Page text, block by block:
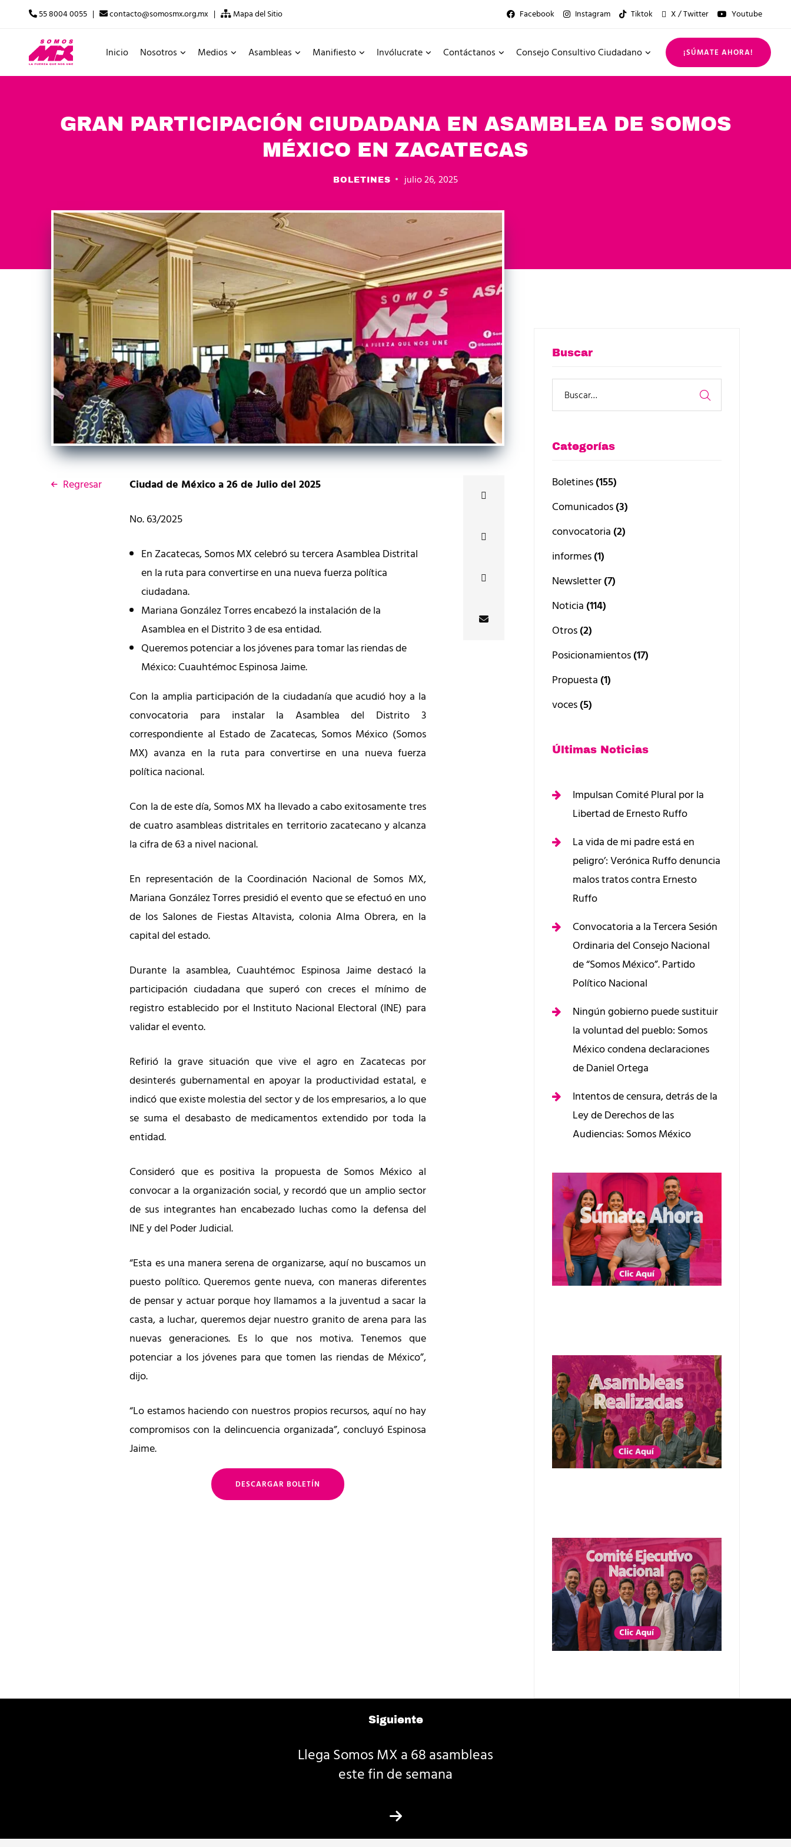
55 8004 0055 | contacto@somosmx.org.mx | Mapa del Sitio Facebook Instagram Tiktok X / Twitter Youtube
Inicio Nosotros Medios Asambleas Manifiesto Invólucrate Contáctanos Consejo Consultivo Ciudadano ¡SÚMATE AHORA!
GRAN PARTICIPACIÓN CIUDADANA EN ASAMBLEA DE SOMOS
MÉXICO EN ZACATECAS
BOLETINES julio 26, 2025
Regresar Ciudad de México a 26 de Julio del 2025
No. 63/2025
En Zacatecas, Somos MX celebró su tercera Asamblea Distrital
en la ruta para convertirse en una nueva fuerza política
ciudadana.
Mariana González Torres encabezó la instalación de la
Asamblea en el Distrito 3 de esa entidad.
Queremos potenciar a los jóvenes para tomar las riendas de
México: Cuauhtémoc Espinosa Jaime.
Con la amplia participación de la ciudadanía que acudió hoy a la
convocatoria para instalar la Asamblea del Distrito 3
correspondiente al Estado de Zacatecas, Somos México (Somos
MX) avanza en la ruta para convertirse en una nueva fuerza
política nacional.
Con la de este día, Somos MX ha llevado a cabo exitosamente tres
de cuatro asambleas distritales en territorio zacatecano y alcanza
la cifra de 63 a nivel nacional.
En representación de la Coordinación Nacional de Somos MX,
Mariana González Torres presidió el evento que se efectuó en uno
de los Salones de Fiestas Altavista, colonia Alma Obrera, en la
capital del estado.
Durante la asamblea, Cuauhtémoc Espinosa Jaime destacó la
participación ciudadana que superó con creces el mínimo de
registro establecido por el Instituto Nacional Electoral (INE) para
validar el evento.
Refirió la grave situación que vive el agro en Zacatecas por
desinterés gubernamental en apoyar la productividad estatal, e
indicó que existe molestia del sector y de los empresarios, a lo que
se suma el desabasto de medicamentos extendido por toda la
entidad.
Consideró que es positiva la propuesta de Somos México al
convocar a la organización social, y recordó que un amplio sector
de sus integrantes han encabezado luchas como la defensa del
INE y del Poder Judicial.
“Esta es una manera serena de organizarse, aquí no buscamos un
puesto político. Queremos gente nueva, con maneras diferentes
de pensar y actuar porque hoy llamamos a la juventud a sacar la
casta, a luchar, queremos dejar nuestro granito de arena para las
nuevas generaciones. Es lo que nos motiva. Tenemos que
potenciar a los jóvenes para que tomen las riendas de México”,
dijo.
“Lo estamos haciendo con nuestros propios recursos, aquí no hay
compromisos con la delincuencia organizada”, concluyó Espinosa
Jaime.
DESCARGAR BOLETÍN
Buscar
Categorías
Boletines(155)
Comunicados(3)
convocatoria (2)
informes(1)
Newsletter(7)
Noticia (114)
Otros(2)
Posicionamientos(17)
Propuesta (1)
voces(5)
Últimas Noticias
Impulsan Comité Plural por la
Libertad de Ernesto Ruffo
La vida de mi padre está en
peligro’: Verónica Ruffo denuncia
malos tratos contra Ernesto
Ruffo
Convocatoria a la Tercera Sesión
Ordinaria del Consejo Nacional
de “Somos México”. Partido
Político Nacional
Ningún gobierno puede sustituir
la voluntad del pueblo: Somos
México condena declaraciones
de Daniel Ortega
Intentos de censura, detrás de la
Ley de Derechos de las
Audiencias: Somos México
Siguiente
Llega Somos MX a 68 asambleas
este fin de semana